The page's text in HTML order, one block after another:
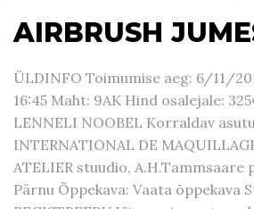
AIRBRUSH
ÜLDINFO Toimumise aeg: 6/11/
16:45 Maht: 9AK Hind osalejale:
LENNELI NOOBEL Korraldav
INTERNATIONAL DE
ATELIER stuudio,
Pärnu Õppekava: Vaata õppekava